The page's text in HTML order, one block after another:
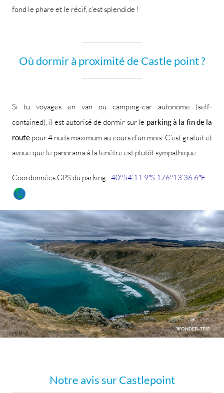
fond le phare et le récif, c’est splendide !
Où dormir à proximité de Castle point ?
Si tu voyages en van ou camping-car autonome (self-
contained), il est autorisé de dormir sur le parking à la fin de la
routepour 4 nuits maximum au cours d’un mois. C’est gratuit et
avoue que le panorama à la fenêtre est plutôt sympathique.
Coordonnées GPS du parking : 40°54’11.9″S 176°13’36.6″E
Notre avis sur Castlepoint